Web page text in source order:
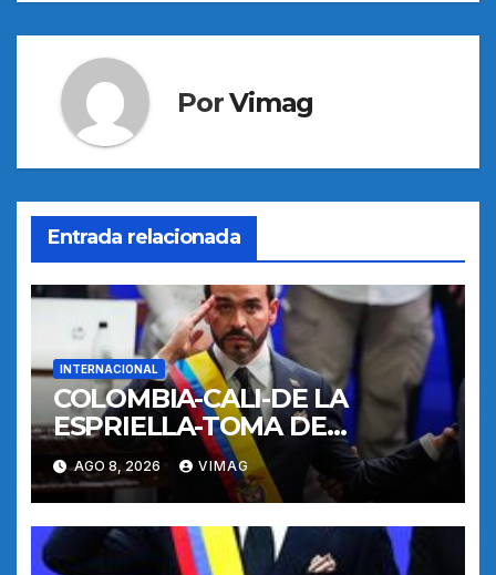
PorVimag
Entrada relacionada
INTERNACIONAL
COLOMBIA-CALI-DE LA
ESPRIELLA-TOMA DE
POSESION
AGO 8, 2026 VIMAG